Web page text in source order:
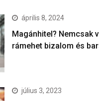
április 8, 2024
Magánhitel? Nemcsak
rámehet bizalom és
július 3, 2023